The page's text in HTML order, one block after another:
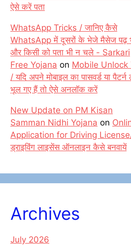
ऐसे करें पता
WhatsApp Tricks / जानिए कैसे
WhatsApp में दूसरों के भेजे मैसेज पढ़
और किसी को पता भी न चले - Sarkari
Free Yojana on Mobile Unlock
/ यदि अपने मोबाइल का पासवर्ड या पैटर्न
भूल गए हैं तो ऐसे अनलॉक करें
New Update on PM Kisan
Samman Nidhi Yojana on
Application for Driving
ड्राइविंग लाइसेंस ऑनलाइन कैसे बनवायें
Archives
July 2026